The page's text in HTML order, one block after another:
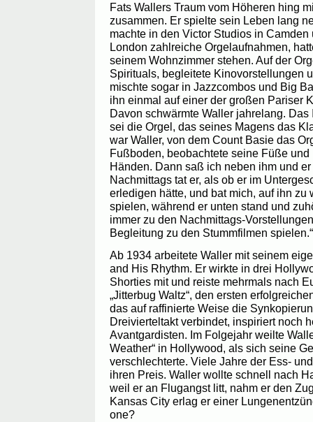
Fats Wallers Traum vom Höheren hing
zusammen. Er spielte sein Leben lang
machte in den Victor Studios in
London zahlreiche Orgelaufnahmen,
seinem Wohnzimmer stehen. Auf der
Spirituals, begleitete Kinovorstellungen
mischte sogar in Jazzcombos und Big
ihn einmal auf einer der großen Pariser
Davon schwärmte Waller jahrelang.
sei die Orgel, das seines Magens das
war Waller, von dem Count Basie das
Fußboden, beobachtete seine Füße
Händen. Dann saß ich neben ihm und
Nachmittags tat er, als ob er im
erledigen hätte, und bat mich, auf ihn zu
spielen, während er unten stand und
immer zu den Nachmittags-
Begleitung zu den Stummfilmen spielen.“
Ab 1934 arbeitete Waller mit seinem
and His Rhythm. Er wirkte in drei
Shorties mit und reiste mehrmals nach
„Jitterbug Waltz“, den ersten
das auf raffinierte Weise die
Dreivierteltakt verbindet, inspiriert noch
Avantgardisten. Im Folgejahr weilte
Weather“ in Hollywood, als sich seine
verschlechterte. Viele Jahre der Ess-
ihren Preis. Waller wollte schnell nach
weil er an Flugangst litt, nahm er den
Kansas City erlag er einer
one?